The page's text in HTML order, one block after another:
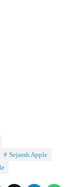
Sejarah Apple